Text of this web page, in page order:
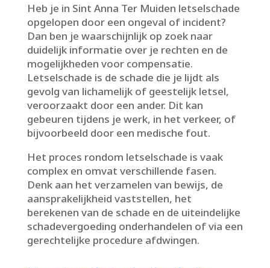
Heb je in Sint Anna Ter Muiden letselschade
opgelopen door een ongeval of incident?
Dan ben je waarschijnlijk op zoek naar
duidelijk informatie over je rechten en de
mogelijkheden voor compensatie.​
Letselschade is de schade die je lijdt als
gevolg van lichamelijk of geestelijk letsel,
veroorzaakt door een ander.​ Dit kan
gebeuren tijdens je werk, in het verkeer, of
bijvoorbeeld door een medische fout.​
Het proces rondom letselschade is vaak
complex en omvat verschillende fasen.​
Denk aan het verzamelen van bewijs, de
aansprakelijkheid vaststellen, het
berekenen van de schade en de uiteindelijke
schadevergoeding onderhandelen of via een
gerechtelijke procedure afdwingen.​